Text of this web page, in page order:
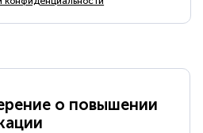
о повышении